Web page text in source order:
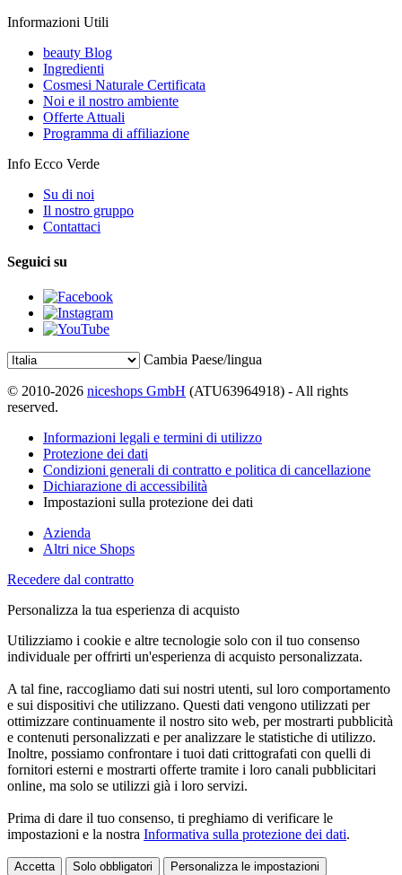
Informazioni Utili
beauty Blog
Ingredienti
Cosmesi Naturale Certificata
Noi e il nostro ambiente
Offerte Attuali
Programma di affiliazione
Info Ecco Verde
Su di noi
Il nostro gruppo
Contattaci
Seguici su
Cambia Paese/lingua
© 2010-2026 niceshops GmbH (ATU63964918) - All rights
reserved.
Informazioni legali e termini di utilizzo
Protezione dei dati
Condizioni generali di contratto e politica di cancellazione
Dichiarazione di accessibilità
Impostazioni sulla protezione dei dati
Azienda
Altri nice Shops
Recedere dal contratto
Personalizza la tua esperienza di acquisto
Utilizziamo i cookie e altre tecnologie solo con il tuo consenso
individuale per offrirti un'esperienza di acquisto personalizzata.
A tal fine, raccogliamo dati sui nostri utenti, sul loro comportamento
e sui dispositivi che utilizzano. Questi dati vengono utilizzati per
ottimizzare continuamente il nostro sito web, per mostrarti pubblicità
e contenuti personalizzati e per analizzare le statistiche di utilizzo.
Inoltre, possiamo confrontare i tuoi dati crittografati con quelli di
fornitori esterni e mostrarti offerte tramite i loro canali pubblicitari
online, ma solo se utilizzi già i loro servizi.
Prima di dare il tuo consenso, ti preghiamo di verificare le
impostazioni e la nostra Informativa sulla protezione dei dati.
Accetta Solo obbligatori Personalizza le impostazioni